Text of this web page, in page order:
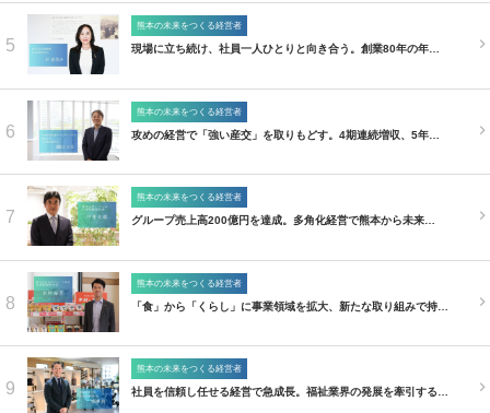
5
熊本の未来をつくる経営者
現場に立ち続け、社員一人ひとりと向き合う。創業80年の年…
6
熊本の未来をつくる経営者
攻めの経営で「強い産交」を取りもどす。4期連続増収、5年…
7
熊本の未来をつくる経営者
グループ売上高200億円を達成。多角化経営で熊本から未来…
8
熊本の未来をつくる経営者
「食」から「くらし」に事業領域を拡大、新たな取り組みで持…
9
熊本の未来をつくる経営者
社員を信頼し任せる経営で急成長。福祉業界の発展を牽引する…